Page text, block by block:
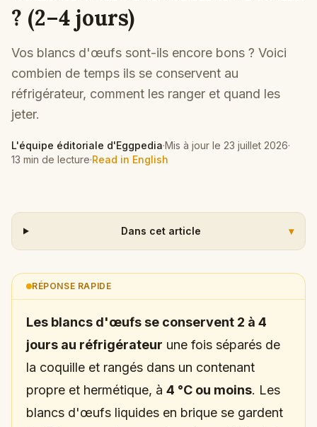
? (2–4 jours)
Vos blancs d'œufs sont-ils encore bons ? Voici
combien de temps ils se conservent au
réfrigérateur, comment les ranger et quand les
jeter.
L'équipe éditoriale d'Eggpedia·Mis à jour le 23 juillet 2026·
13 min de lecture·Read in English
Dans cet article ▾
RÉPONSE RAPIDE
Les blancs d'œufs se conservent 2 à 4
jours au réfrigérateur une fois séparés de
la coquille et rangés dans un contenant
propre et hermétique, à 4 °C ou moins. Les
blancs d'œufs liquides en brique se gardent